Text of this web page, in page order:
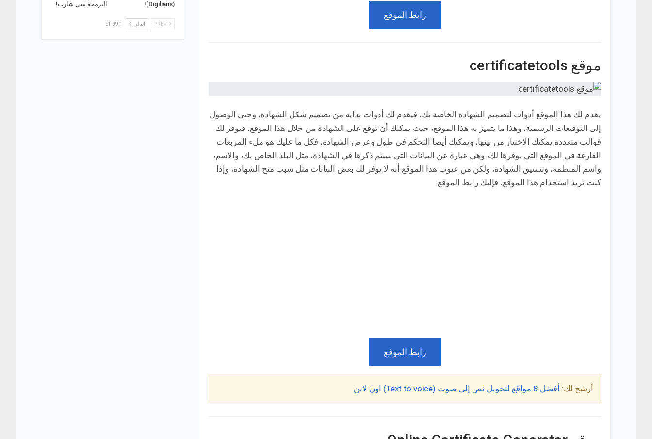
رابط الموقع
موقع certificatetools
يقدم لك هذا الموقع أدوات لتصميم الشهادة الخاصة بك، فيقدم لك أدوات بداية من تصميم شكل الشهادة، وحتى الوصول
إلى التوقيعات الرسمية، وهذا ما يتميز به هذا الموقع، حيث يمكنك أن توقع على الشهادة من خلال هذا الموقع، فيوفر لك
قوالب متعددة يمكنك الاختيار من بينها، ويمكنك أيضا التحكم في طول وعرض الشهادة، فكل ما عليك هو ملء المربعات
الفارغة في الموقع التي يوفرها لك، وهي عبارة عن البيانات التي سيتم ذكرها في الشهادة، مثل البلد الخاص بك، والاسم،
واسم المنظمة، وتنسيق الشهادة، ولكن من عيوب هذا الموقع أنه لا يوفر لك بعض البيانات مثل سبب منح الشهادة، وإذا
كنت تريد استخدام هذا الموقع، فإليك رابط الموقع:
رابط الموقع
أرشح لك: أفضل 8 مواقع لتحويل نص إلى صوت (Text to voice) اون لاين
(Digilians)!
البرمجة سي شارب!
التالي 1 of 99